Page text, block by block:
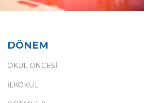
DÖNEM
OKUL ÖNCESİ
İLKOKUL